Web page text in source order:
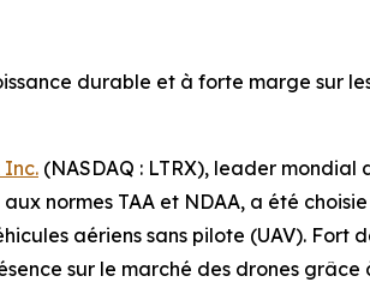
durable et à forte marge sur
Inc. (NASDAQ : LTRX), leader
normes TAA et NDAA, a été
aériens sans pilote (UAV). Fort
sur le marché des drones